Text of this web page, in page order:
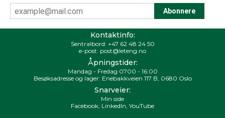
Kontaktinfo:
Sentralbord: +47 62 48 24 50
e-post: post@leteng.no
Åpningstider:
Mandag - Fredag 0700 - 16:00
Besøksadresse og lager: Enebakkveien 117 B, 0680 Oslo
Snarveier:
Min side
Facebook, LinkedIn, YouTube